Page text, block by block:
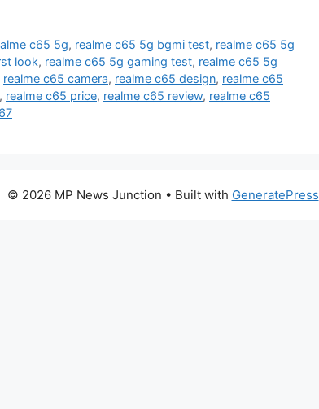
c65 5g, realme c65 5g bgmi test, realme c65 5g
look, realme c65 5g gaming test, realme c65 5g
realme c65 camera, realme c65 design, realme c65
, realme c65 price, realme c65 review, realme c65
© 2026 MP News Junction • Built with GeneratePress